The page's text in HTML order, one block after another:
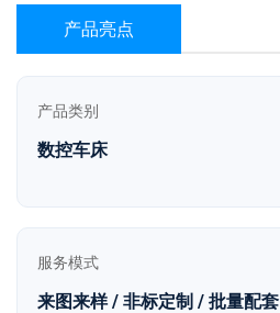
产品亮点
产品类别
数控车床
服务模式
来图来样 / 非标定制 / 批量配套